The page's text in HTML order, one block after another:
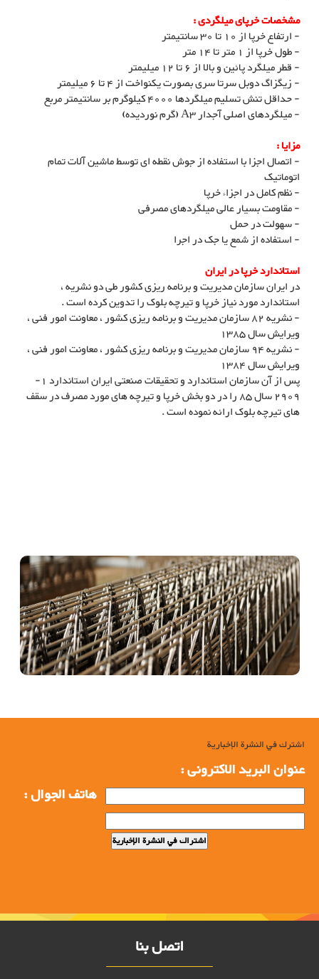
مشخصات خرپای میلگردی :
- ارتفاع خرپا از 10 تا 30 سانتیمتر
- طول خرپا از 1 متر تا 14 متر
- قطر میلگرد پائین و بالا از 6 تا 12 میلیمتر
- زیگزاگ دوبل سرتا سری بصورت یکنواخت از 4 تا 6 میلیمتر
- حداقل تنش تسلیم میلگردها 4000 کیلوگرم بر سانتیمتر مربع
- میلگردهای اصلی آجدار A3 (گرم نوردیده)
مزایا :
- اتصال اجزا با استفاده از جوش نقطه ای توسط ماشین آلات تمام
اتوماتیک
- نظم کامل در اجزاء خرپا
- مقاومت بسیار عالی میلگردهای مصرفی
- سهولت در حمل
- استفاده از شمع یا جک در اجرا
استاندارد خرپا در ایران
در ایران سازمان مدیریت و برنامه ریزی کشور طی دو نشریه ،
استاندارد مورد نیاز خرپا و تیرچه بلوک را تدوین کرده است .
- نشریه 82 سازمان مدیریت و برنامه ریزی کشور ، معاونت امور فنی ،
ویرایش سال 1385
- نشریه 94 سازمان مدیریت و برنامه ریزی کشور ، معاونت امور فنی ،
ویرایش سال 1384
پس از آن سازمان استاندارد و تحقیقات صنعتی ایران استاندارد 1-
2909 سال 85 را در دو بخش خرپا و تیرچه های مورد مصرف در سقف
های تیرچه بلوک ارائه نموده است .
اشترك في النشرة الإخبارية
عنوان البرید الاکترونی :
هاتف الجوال :
اتصل بنا